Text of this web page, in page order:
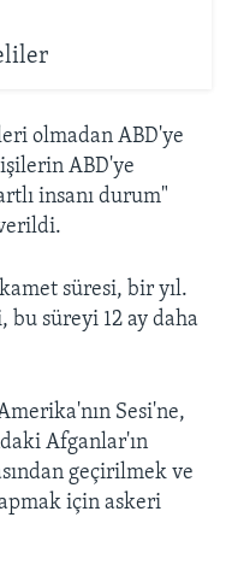
olmadan ABD'ye
ABD'ye
insanı durum"
süresi, bir yıl.
süreyi 12 ay daha
Sesi'ne,
Afganlar'ın
geçirilmek ve
için askeri